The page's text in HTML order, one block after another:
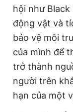
hội như
động vật và
bảo vệ môi
của mình để
trở thành
người trên
hạn của một